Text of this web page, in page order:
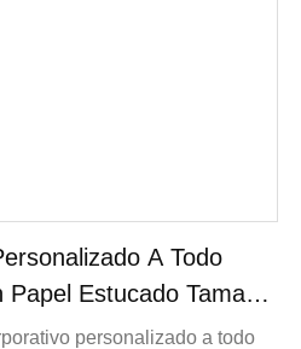
A Todo
Papel Estucado Tamaño
Offset.
personalizado a todo